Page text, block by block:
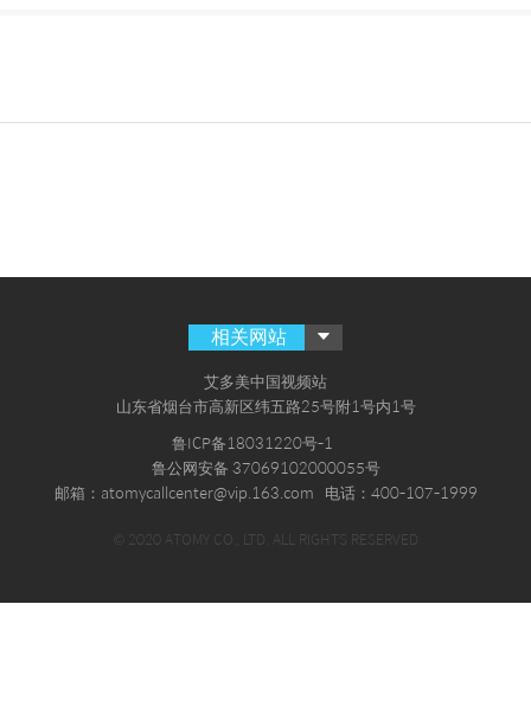
相关网站
艾多美中国视频站
山东省烟台市高新区纬五路25号附1号内1号
鲁ICP备18031220号-1
鲁公网安备 37069102000055号
邮箱：atomycallcenter@vip.163.com 电话：400-107-1999
© 2020 ATOMY CO., LTD. ALL RIGHTS RESERVED